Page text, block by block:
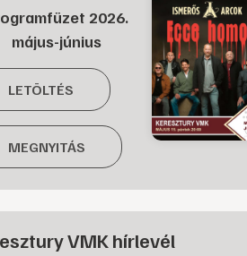
2026.
május-június
LETÖLTÉS
MEGNYITÁS
VMK hírlevél